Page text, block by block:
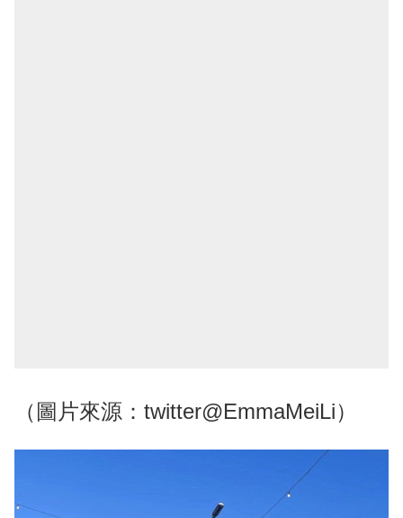
（圖片來源：twitter@EmmaMeiLi）